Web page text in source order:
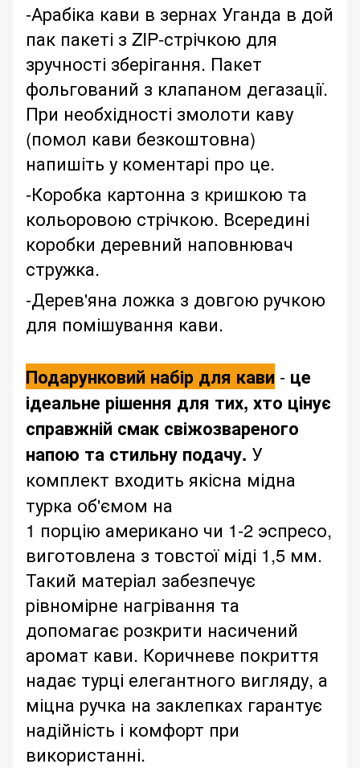
-Арабіка кави в зернах Уганда в дой
пак пакеті з ZIP-стрічкою для
зручності зберігання. Пакет
фольгований з клапаном дегазації.
При необхідності змолоти каву
(помол кави безкоштовна)
напишіть у коментарі про це.
-Коробка картонна з кришкою та
кольоровою стрічкою. Всередині
коробки деревний наповнювач
стружка.
-Дерев'яна ложка з довгою ручкою
для помішування кави.
Подарунковий набір для кави - це
ідеальне рішення для тих, хто цінує
справжній смак свіжозвареного
напою та стильну подачу. У
комплект входить якісна мідна
турка об'ємом на
1 порцію американо чи 1-2 эспресо,
виготовлена ​​з товстої міді 1,5 мм.
Такий матеріал забезпечує
рівномірне нагрівання та
допомагає розкрити насичений
аромат кави. Коричневе покриття
надає турці елегантного вигляду, а
міцна ручка на заклепках гарантує
надійність і комфорт при
використанні.